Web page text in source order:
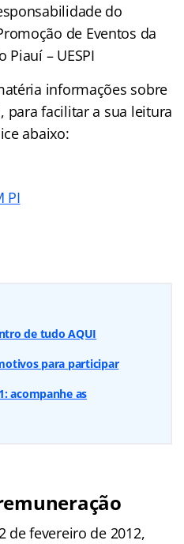
do
de Eventos da
Piauí – UESPI
informações sobre
para facilitar a sua leitura
abaixo:
PI
de tudo AQUI
para participar
acompanhe as
de fevereiro de 2012,